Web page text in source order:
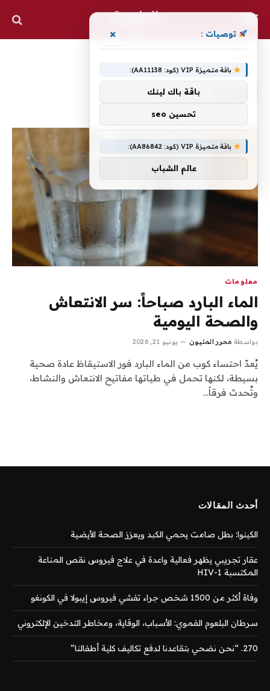
معلومات
الماء البارد صباحاً: سر الانتعاش
والصحة اليومية
بواسطة محرر المليون يونيو 21, 2026
يُعدّ احتساء كوب من الماء البارد فور الاستيقاظ عادة صحية
بسيطة، لكنها تحمل في طياتها مفاتيح الانتعاش والنشاط،
وتُحدث فرقاً…
أحدث المقالات
الكينوا: بطل صامت يحمي الكبد ويعزز الصحة الأيضية
عقار تجريبي يظهر فعالية واعدة في علاج فيروس نقص المناعة
المكتسبة HIV-1
وفاة أكثر من 1500 شخص جراء تفشي فيروس إيبولا في الكونغو
سرطان البلعوم الفموي: الأسباب، الوقاية، ومخاطر التدخين الإلكتروني
270. “نحن نضحي بتقاعدنا لدفع تكاليف كلية أطفالنا”
توصيات : ×
باقة متميزة VIP (كود: AA11138):
باقة باك لينك
تحسين seo
باقة متميزة VIP (كود: AA86842):
عالم الشباب